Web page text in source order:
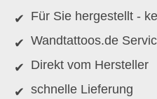
Für Sie hergestellt -
Wandtattoos.de
Direkt vom Hersteller
schnelle Lieferung